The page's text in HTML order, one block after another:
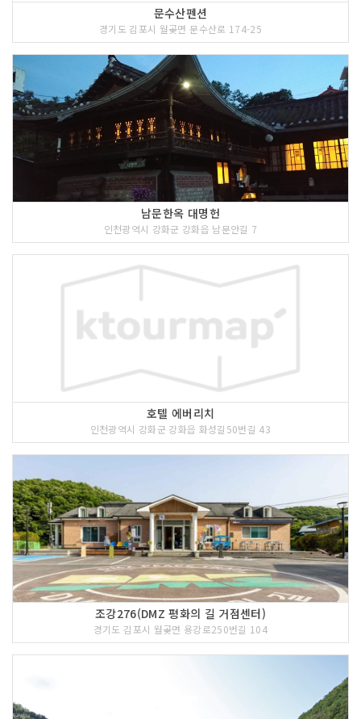
문수산펜션
경기도 김포시 월곶면 문수산로 174-25
남문한옥 대명헌
인천광역시 강화군 강화읍 남문안길 7
호텔 에버리치
인천광역시 강화군 강화읍 화성길50번길 43
조강276(DMZ 평화의 길 거점센터)
경기도 김포시 월곶면 용강로250번길 104